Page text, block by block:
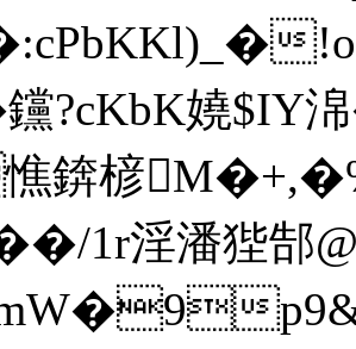
?cKbK嬈
錛楌
�/1r淫潘狴郜
p9&